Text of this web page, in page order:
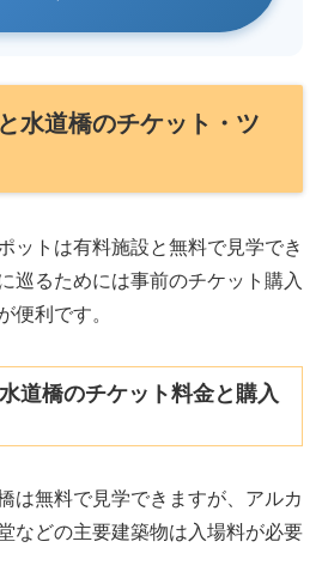
水道橋のチケット・ツ
ットは有料施設と無料で見学でき
巡るためには事前のチケット購入
便利です。
道橋のチケット料金と購入
は無料で見学できますが、アルカ
などの主要建築物は入場料が必要